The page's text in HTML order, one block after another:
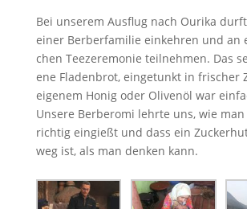
Bei unserem Aus­flug nach Ouri­ka
ein­er Berber­fam­i­lie einkehren und an
chen Teez­er­e­monie teil­nehmen. Das
ene Fladen­brot, einge­tunkt in frisch­er
eigen­em Honig oder Olivenöl war
Unsere Berbero­mi lehrte uns, wie man
richtig eingießt und dass ein
weg ist, als man denken kann.